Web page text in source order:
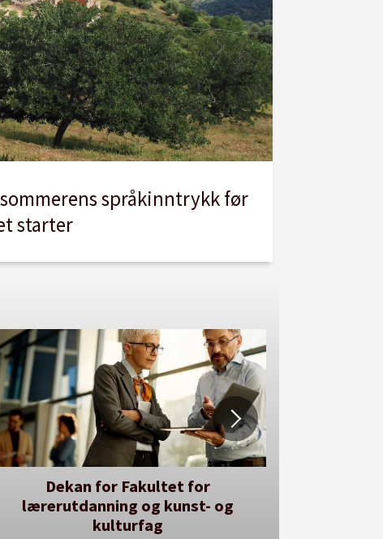
språkinntrykk før
starter
Dekan for Fakultet for
og kunst- og
kulturfag